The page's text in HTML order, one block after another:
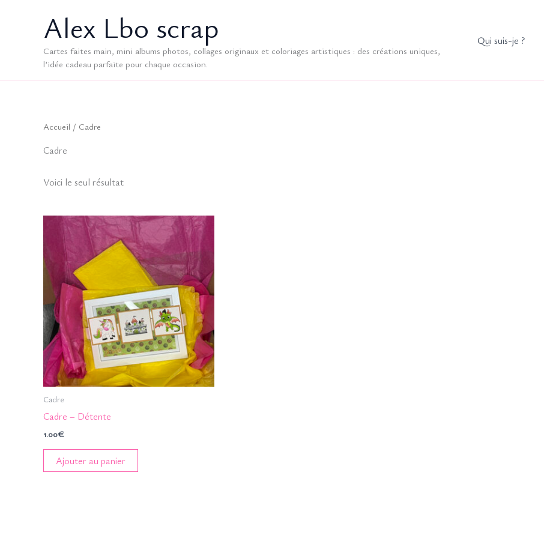
Alex Lbo scrap
Cartes faites main, mini albums photos, collages originaux et coloriages artistiques : des créations uniques,
l’idée cadeau parfaite pour chaque occasion.
Qui suis-je ?
Accueil / Cadre
Cadre
Voici le seul résultat
Cadre
Cadre – Détente
1.00€
Ajouter au panier